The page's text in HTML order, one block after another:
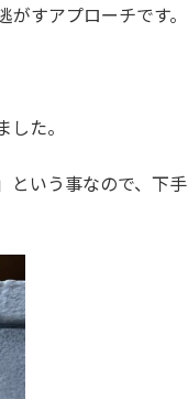
すアプローチです。
た。
いう事なので、下